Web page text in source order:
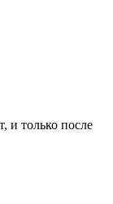
и только после